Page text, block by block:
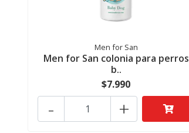
Men for San
Men for San colonia para perros
b..
$7.990
+
-